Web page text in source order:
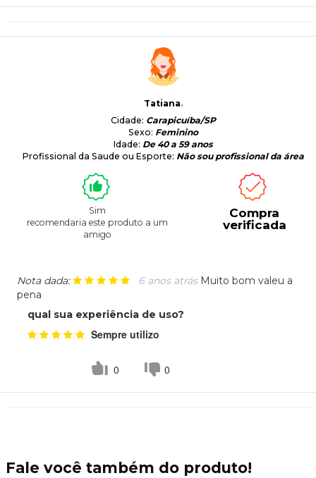
Tatiana.
Cidade: Carapicuíba/SP
Sexo: Feminino
Idade: De 40 a 59 anos
Profissional da Saude ou Esporte: Não sou profissional da área
Sim
recomendaria este produto a um
amigo
Compra
verificada
Nota dada: 6 anos atrás Muito bom valeu a
pena
qual sua experiência de uso?
Sempre utilizo
0 0
Fale você também do produto!